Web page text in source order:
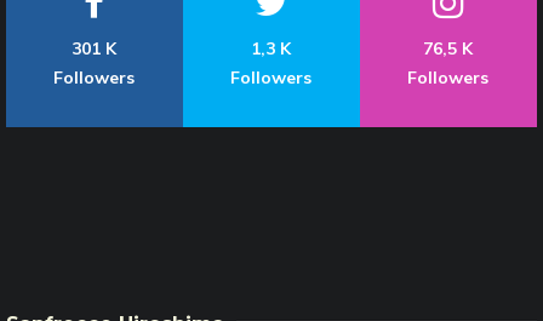
301 K
Followers
1,3 K
Followers
76,5 K
Followers